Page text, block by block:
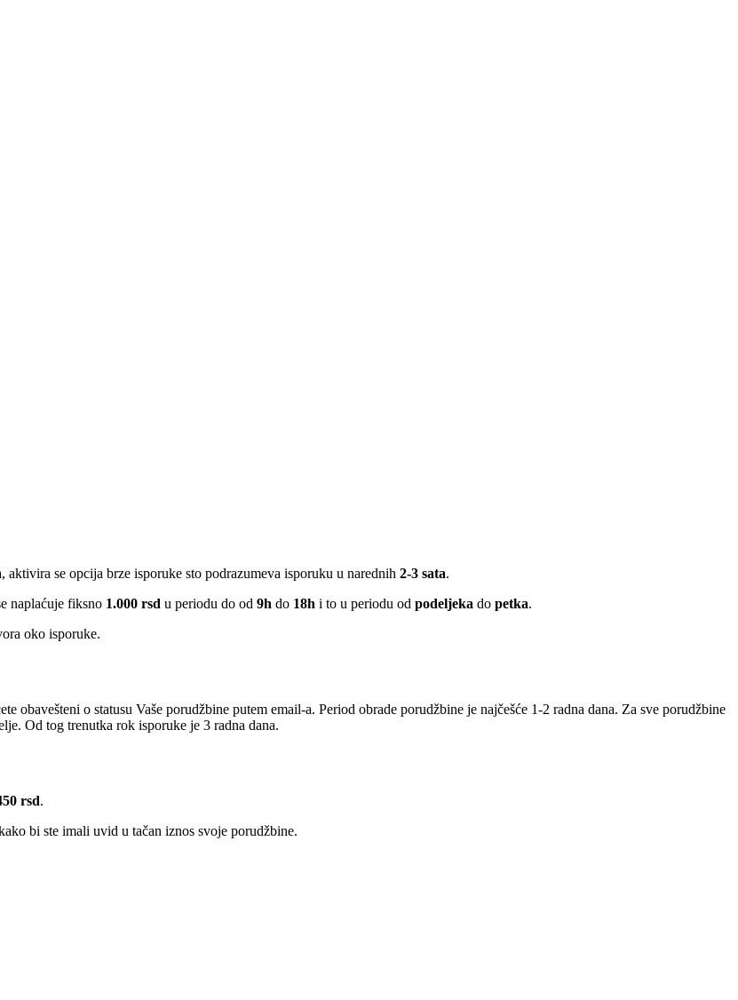
se opcija brze isporuke sto podrazumeva isporuku u narednih 2-3 sata.
naplaćuje fiksno 1.000 rsd u periodu do od 9h do 18h i to u periodu od podeljeka do petka.
oko isporuke.
obavešteni o statusu Vaše porudžbine putem email-a. Period obrade porudžbine je najčešće 1-2 radna dana. Za sve porudžbine
Od tog trenutka rok isporuke je 3 radna dana.
rsd.
bi ste imali uvid u tačan iznos svoje porudžbine.